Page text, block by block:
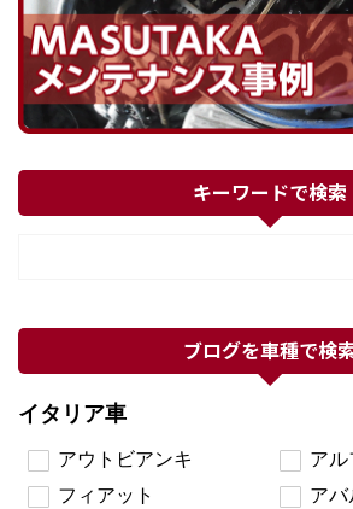
キーワードで検索
ブログを車種で検
イタリア車
アウトビアンキ
ア
フィアット
アバ